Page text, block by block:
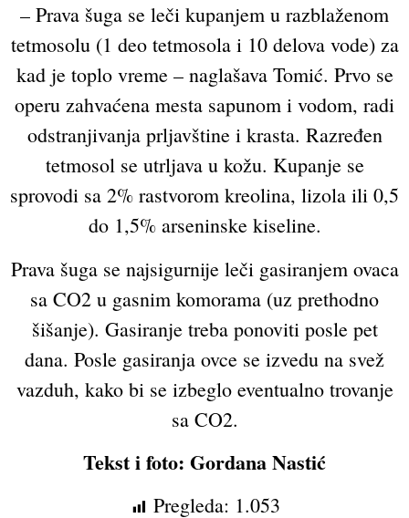
– Prava šuga se leči kupanjem u razblaženom
tetmosolu (1 deo tetmosola i 10 delova vode) za
kad je toplo vreme – naglašava Tomić. Prvo se
operu zahvaćena mesta sapunom i vodom, radi
odstranjivanja prljavštine i krasta. Razređen
tetmosol se utrljava u kožu. Kupanje se
sprovodi sa 2% rastvorom kreolina, lizola ili 0,5
do 1,5% arseninske kiseline.
Prava šuga se najsigurnije leči gasiranjem ovaca
sa CO2 u gasnim komorama (uz prethodno
šišanje). Gasiranje treba ponoviti posle pet
dana. Posle gasiranja ovce se izvedu na svež
vazduh, kako bi se izbeglo eventualno trovanje
sa CO2.
Tekst i foto: Gordana Nastić
Pregleda: 1.053